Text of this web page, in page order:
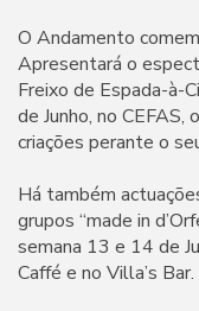
O Andamento
Apresentará o
Freixo de Espada-à-
de Junho, no
criações perante o
Há também
grupos “made in
semana 13 e 14 de
Caffé e no Villa’s Bar.